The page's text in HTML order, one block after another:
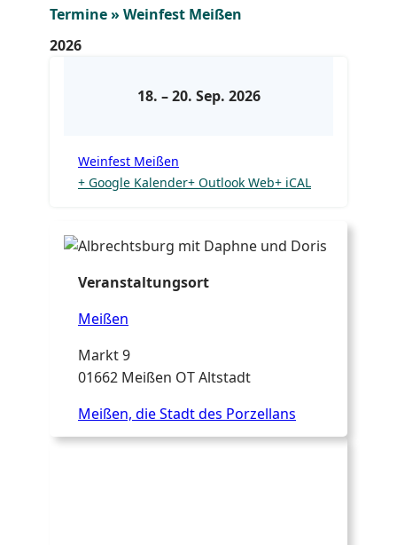
Termine » Weinfest Meißen
2026
18. –20. Sep. 2026
Weinfest Meißen
+ Google Kalender+ Outlook Web+ iCAL
Veranstaltungsort
Meißen
Markt 9
01662 Meißen OT Altstadt
Meißen, die Stadt des Porzellans